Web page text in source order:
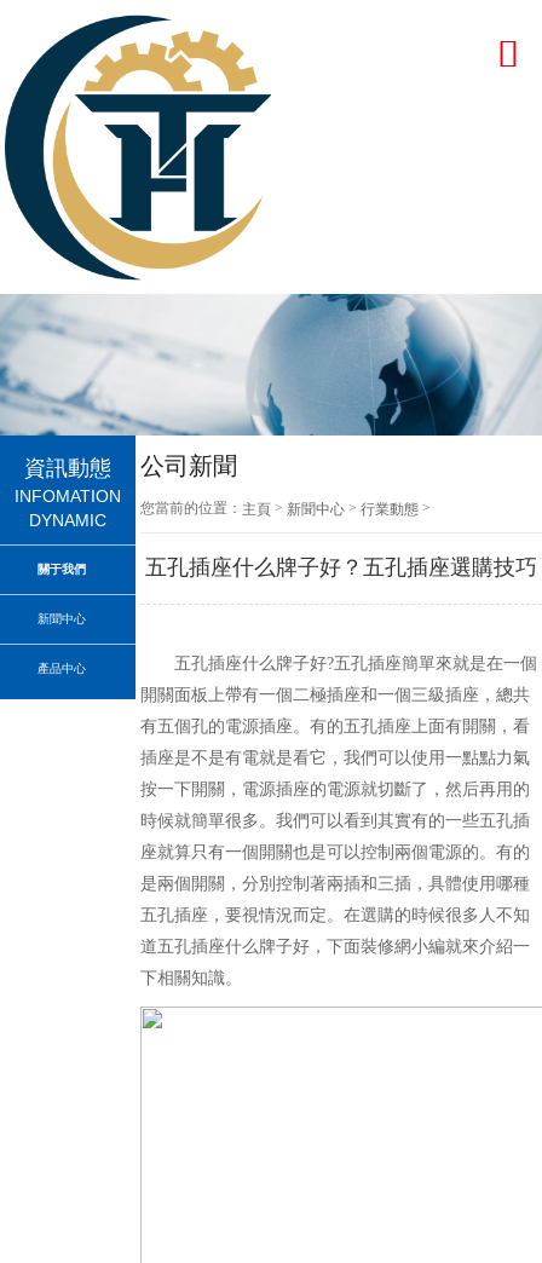
資訊動態
INFOMATION
DYNAMIC
關于我們
新聞中心
產品中心
公司新聞
您當前的位置： 主頁 > 新聞中心 >行業動態 >
五孔插座什么牌子好？五孔插座選購技巧
五孔插座什么牌子好?五孔插座簡單來就是在一個
開關面板上帶有一個二極插座和一個三級插座，總共
有五個孔的電源插座。有的五孔插座上面有開關，看
插座是不是有電就是看它，我們可以使用一點點力氣
按一下開關，電源插座的電源就切斷了，然后再用的
時候就簡單很多。我們可以看到其實有的一些五孔插
座就算只有一個開關也是可以控制兩個電源的。有的
是兩個開關，分別控制著兩插和三插，具體使用哪種
五孔插座，要視情況而定。在選購的時候很多人不知
道五孔插座什么牌子好，下面裝修網小編就來介紹一
下相關知識。